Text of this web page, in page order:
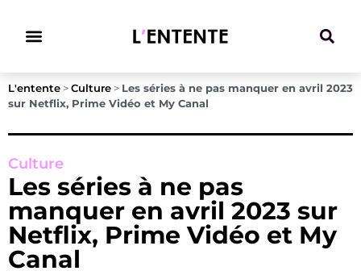
L'entente > Culture > Les séries à ne pas manquer en avril 2023
sur Netflix, Prime Vidéo et My Canal
Culture
Les séries à ne pas
manquer en avril 2023 sur
Netflix, Prime Vidéo et My
Canal